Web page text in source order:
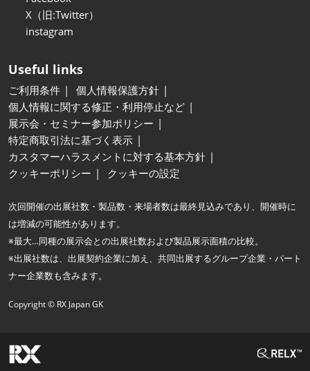
X（旧:Twitter）
instagram
Useful links
ご利用条件
個人情報保護方針
個人情報に関する修正・利用停止など
展示会・セミナー参加ポリシー
特定商取引法に基づく表示
カスタマーハラスメントに対する基本方針
クッキーポリシー
クッキーの設定
次回開催の出展社数・製品数・来場者数は最終見込みであり、開催時に
は増減の可能性があります。
※最大…同種の展示会との出展社数および製品展示面積の比較。
※出展社数は、出展契約企業に加え、共同出展するグループ企業・パート
ナー企業数も含みます。
Copyright © RX Japan GK